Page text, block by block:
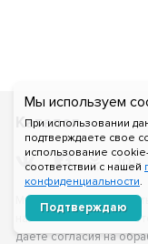
Мы используем
При использовании
подтверждаете свое
использование
соответствии с нашей
конфиденциальности.
Подтверждаю
Каталог
Мы получаем и
нашего сайта в
даете согласия на